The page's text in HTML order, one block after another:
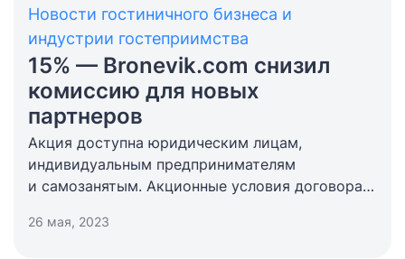
Новости гостиничного бизнеса и
индустрии гостеприимства
15% — Bronevik.com снизил
комиссию для новых
партнеров
Акция доступна юридическим лицам,
индивидуальным предпринимателям
и самозанятым. Акционные условия договора
26 мая, 2023